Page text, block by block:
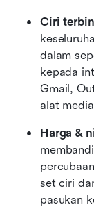
Ciri
dalam
kepada
Gmail,
alat
Harga &
set ciri
pasukan